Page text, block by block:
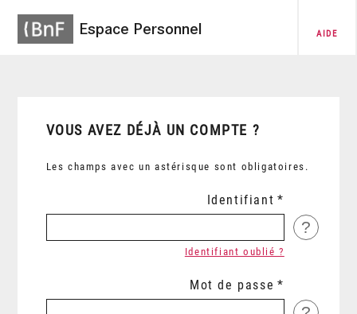
Espace Personnel AIDE
VOUS AVEZ DÉJÀ UN COMPTE ?
Les champs avec un astérisque sont obligatoires.
Identifiant
?
Identifiant oublié ?
Mot de passe